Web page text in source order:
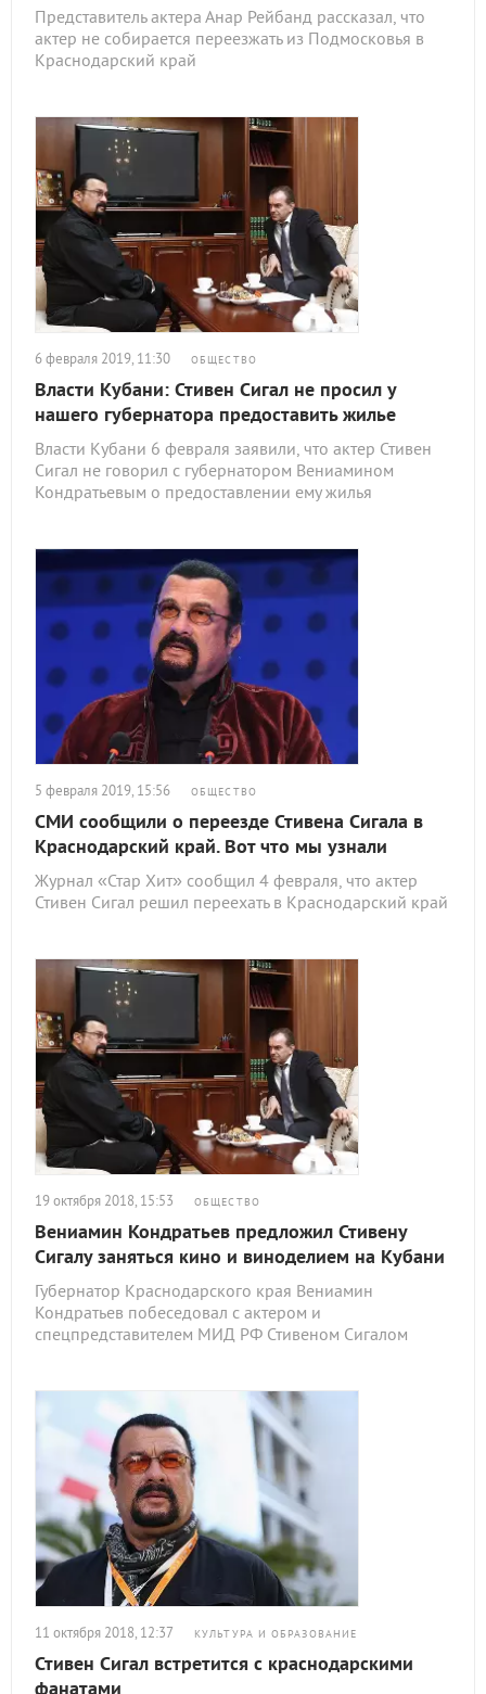
Представитель актера Анар Рейбанд рассказал, что
актер не собирается переезжать из Подмосковья в
Краснодарский край
6 февраля 2019, 11:30 ОБЩЕСТВО
Власти Кубани: Стивен Сигал не просил у
нашего губернатора предоставить жилье
Власти Кубани 6 февраля заявили, что актер Стивен
Сигал не говорил с губернатором Вениамином
Кондратьевым о предоставлении ему жилья
5 февраля 2019, 15:56 ОБЩЕСТВО
СМИ сообщили о переезде Стивена Сигала в
Краснодарский край. Вот что мы узнали
Журнал «Стар Хит» сообщил 4 февраля, что актер
Стивен Сигал решил переехать в Краснодарский край
19 октября 2018, 15:53 ОБЩЕСТВО
Вениамин Кондратьев предложил Стивену
Сигалу заняться кино и виноделием на Кубани
Губернатор Краснодарского края Вениамин
Кондратьев побеседовал с актером и
спецпредставителем МИД РФ Стивеном Сигалом
11 октября 2018, 12:37 КУЛЬТУРА И ОБРАЗОВАНИЕ
Стивен Сигал встретится с краснодарскими
фанатами